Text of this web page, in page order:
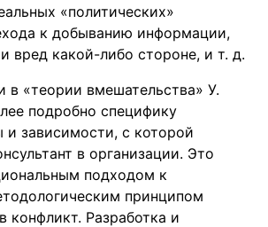
«политических»
к добыванию информации,
вред какой-либо стороне, и т. д.
в «теории вмешательства» У.
подробно специфику
зависимости, с которой
в организации. Это
подходом к
принципом
конфликт. Разработка и